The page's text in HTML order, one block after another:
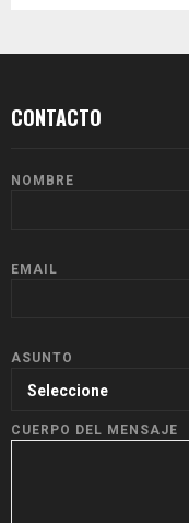
CONTACTO
NOMBRE
EMAIL
ASUNTO
CUERPO DEL MENSAJE